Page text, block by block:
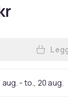
aug. - to., 20 aug.